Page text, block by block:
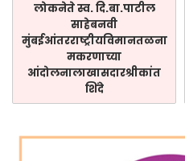
लोकनेते स्व. दि.बा.पाटील
साहेबनवी
मुंबईआंतरराष्ट्रीयविमानतळना
मकरणाच्या
आंदोलनालाखासदारश्रीकांत
शिंदे